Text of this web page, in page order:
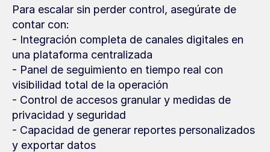
Para escalar sin perder control, asegúrate de
contar con:
- Integración completa de canales digitales en
una plataforma centralizada
- Panel de seguimiento en tiempo real con
visibilidad total de la operación
- Control de accesos granular y medidas de
privacidad y seguridad
- Capacidad de generar reportes personalizados
y exportar datos